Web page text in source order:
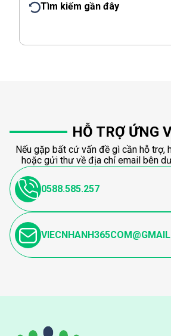
Tìm kiếm gần đây
HỖ TRỢ ỨNG
Nếu gặp bất cứ vấn đề gì cần hỗ trợ,
hoặc gửi thư về địa chỉ email bên
0588.585.257